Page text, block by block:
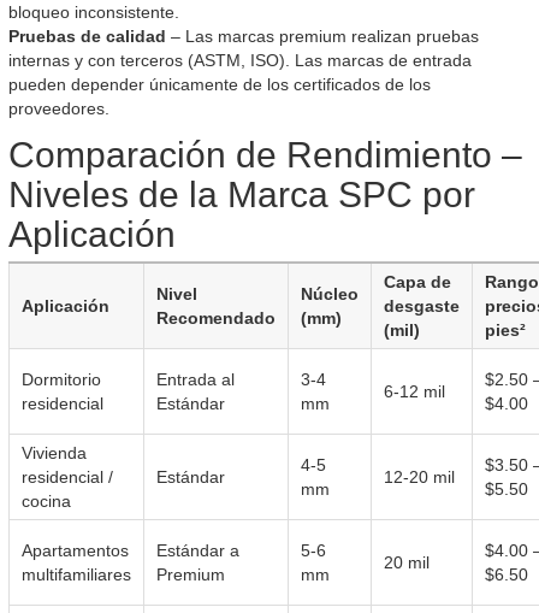
bloqueo inconsistente.
Pruebas de calidad – Las marcas premium realizan pruebas
internas y con terceros (ASTM, ISO). Las marcas de entrada
pueden depender únicamente de los certificados de los
proveedores.
Comparación de Rendimiento –
Niveles de la Marca SPC por
Aplicación
Aplicación
Nivel
Recomendado
Núcleo
(mm)
Capa de
desgaste
(mil)
pies²
Dormitorio
residencial
Entrada al
Estándar
3-4
mm
6-12 mil
$2.50
$4.00
Vivienda
residencial /
cocina
Estándar
4-5
mm
12-20 mil
$3.50
$5.50
Apartamentos
multifamiliares
Estándar a
Premium
5-6
mm
20 mil
$4.00
$6.50